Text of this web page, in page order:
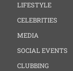
LIFESTYLE
CELEBRITIES
MEDIA
SOCIAL EVENTS
CLUBBING